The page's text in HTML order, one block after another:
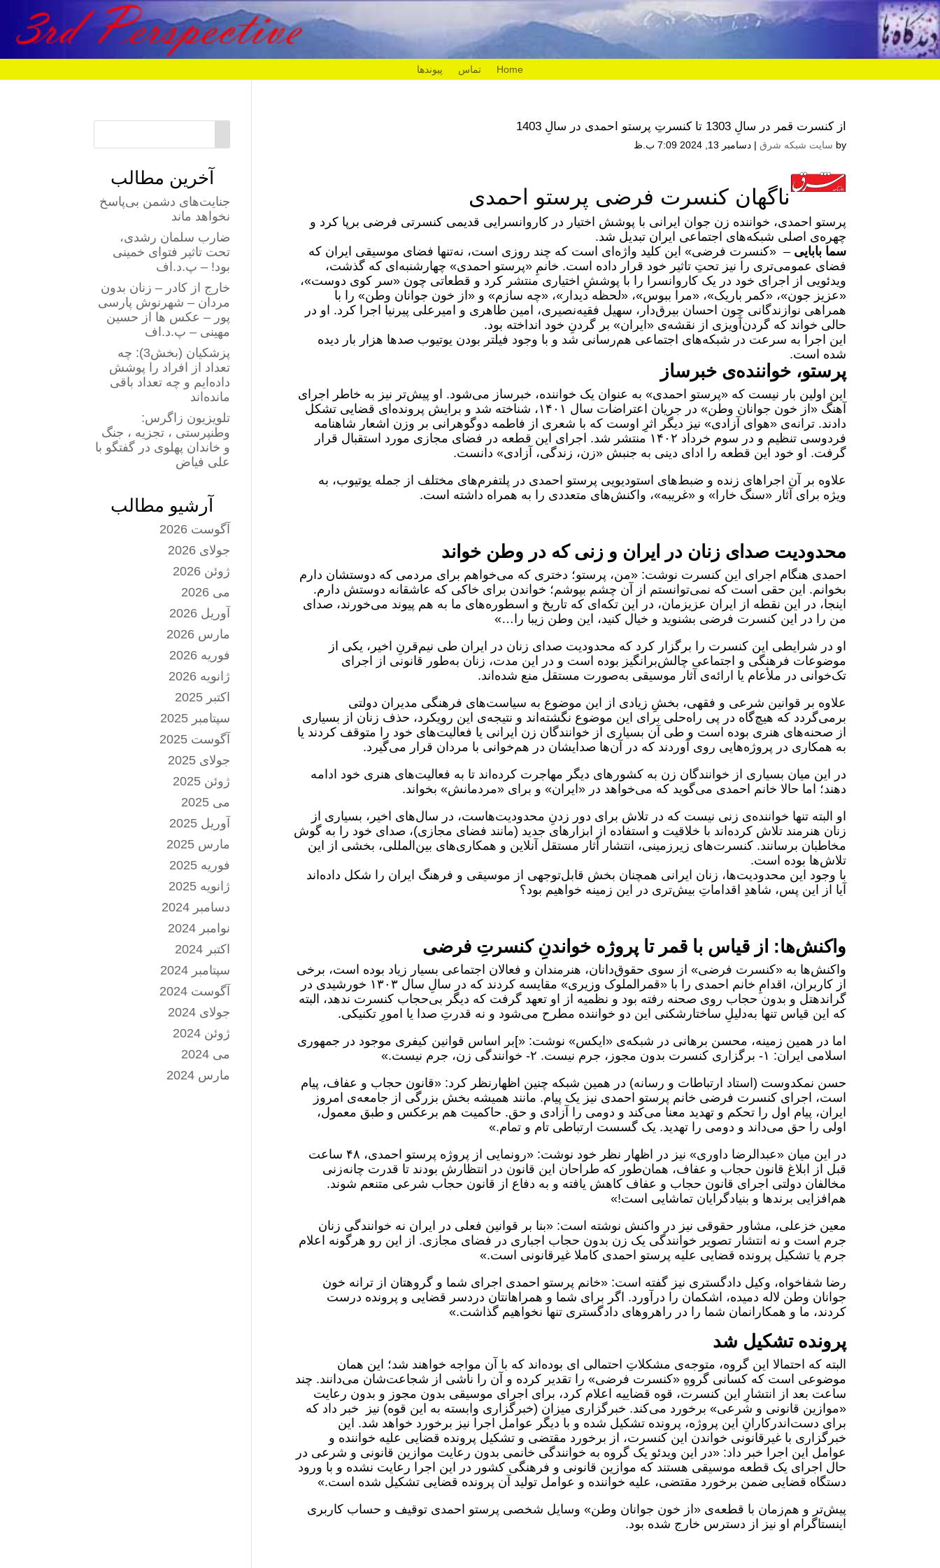
Home تماس پیوندها
از کنسرت قمر در سالِ 1303 تا کنسرتِ پرستو احمدی در سالِ 1403
by سایت شبکه شرق |دسامبر 13, 2024 7:09 ب.ظ
ناگهان کنسرت فرضی پرستو احمدی
پرستو احمدی، خواننده زن جوان ایرانی با پوشش اختیار در کاروانسرایی قدیمی کنسرتی فرضی برپا کرد و
چهره‌ی اصلی شبکه‌های اجتماعی ایران تبدیل شد.
سما بابایی– «کنسرت فرضی» این کلید واژه‌ای است که چند روزی است، نه‌تنها فضای موسیقی ایران که
فضای عمومی‌تری را نیز تحتِ تاثیر خود قرار داده است. خانمِ «پرستو احمدی» چهارشنبه‌ای که گذشت،
ویدئویی از اجرای خود در یک کاروانسرا را با پوششِ اختیاری منتشر کرد و قطعاتی چون «سر کوی دوست»،
«عزیز جون»، «کمر باریک»، «مرا ببوس»، «لحظه دیدار»، «چه سازم» و «از خون جوانان وطن» را با
همراهی نوازندگانی چون احسان بیرق‌دار، سهیل فقیه‌نصیری، امین طاهری و امیرعلی پیرنیا اجرا کرد. او در
حالی خواند که گردن‌آویزی از نقشه‌ی «ایران» بر گردنِ خود انداخته بود.
این اجرا به سرعت در شبکه‌های اجتماعی هم‌رسانی شد و با وجود فیلتر بودن یوتیوب صدها هزار بار دیده
شده است.
پرستو، خواننده‌ی خبرساز
این اولین بار نیست که «پرستو احمدی» به عنوان یک خواننده، خبرساز می‌شود. او پیش‌تر نیز به خاطر اجرای
آهنگ «از خون جوانان وطن» در جریان اعتراضات سال ۱۴۰۱، شناخته شد و برایش پرونده‌ای قضایی تشکل
دادند. ترانه‌ی «هوای آزادی» نیز دیگر اثرِ اوست که با شعری از فاطمه دوگوهرانی بر وزن اشعار شاهنامه
فردوسی تنظیم و در سوم خرداد ۱۴۰۲ منتشر شد. اجرای این قطعه در فضای مجازی مورد استقبال قرار
گرفت. او خود این قطعه را ادای دینی به جنبش «زن، زندگی، آزادی» دانست.
علاوه بر آن اجراهای زنده و ضبط‌های استودیویی پرستو احمدی در پلتفرم‌های مختلف از جمله یوتیوب، به
ویژه برای آثار «سنگ خارا» و «غریبه»، واکنش‌های متعددی را به همراه داشته است.
محدودیت صدای زنان در ایران و زنی که در وطن خواند
احمدی هنگام اجرای این کنسرت نوشت: «من، پرستو؛ دختری که می‌خواهم برای مردمی که دوستشان دارم
بخوانم. این حقی است که نمی‌توانستم از آن چشم بپوشم؛ خواندن برای خاکی که عاشقانه دوستش دارم.
اینجا، در این نقطه از ایران عزیزمان، در این تکه‌ای که تاریخ و اسطوره‌های ما به هم پیوند می‌خورند، صدای
من را در این کنسرت فرضی بشنوید و خیال کنید، این وطن زیبا را…»
او در شرایطی این کنسرت را برگزار کرد که محدودیت صدای زنان در ایران طی نیم‌قرنِ اخیر، یکی از
موضوعات فرهنگی و اجتماعی چالش‌برانگیز بوده است و در این مدت، زنان به‌طور قانونی از اجرای
تک‌خوانی در ملأعام یا ارائه‌ی آثار موسیقی به‌صورت مستقل منع شده‌اند.
علاوه بر قوانین شرعی و فقهی، بخشِ زیادی از این موضوع به سیاست‌های فرهنگی مدیران دولتی
برمی‌گردد که هیچ‌گاه در پی راه‌حلی برای این موضوع نگشته‌اند و نتیجه‌ی این رویکرد، حذف زنان از بسیاری
از صحنه‌های هنری بوده است و طی آن بسیاری از خوانندگان زن ایرانی یا فعالیت‌های خود را متوقف کردند یا
به همکاری در پروژه‌هایی روی آوردند که در آن‌ها صدایشان در هم‌خوانی با مردان قرار می‌گیرد.
در این میان بسیاری از خوانندگان زن به کشورهای دیگر مهاجرت کرده‌اند تا به فعالیت‌های هنری خود ادامه
دهند؛ اما حالا خانم احمدی می‌گوید که می‌خواهد در «ایران» و برای «مردمانش» بخواند.
او البته تنها خواننده‌ی زنی نیست که در تلاش برای دور زدنِ محدودیت‌هاست، در سال‌های اخیر، بسیاری از
زنان هنرمند تلاش کرده‌اند با خلاقیت و استفاده از ابزارهای جدید (مانند فضای مجازی)، صدای خود را به گوش
مخاطبان برسانند. کنسرت‌های زیرزمینی، انتشار آثار مستقل آنلاین و همکاری‌های بین‌المللی، بخشی از این
تلاش‌ها بوده است.
با وجود این محدودیت‌ها، زنان ایرانی همچنان بخش قابل‌توجهی از موسیقی و فرهنگ ایران را شکل داده‌اند
آیا از این پس، شاهدِ اقداماتِ بیش‌تری در این زمینه خواهیم بود؟
واکنش‌ها: از قیاس با قمر تا پروژه خواندنِ کنسرتِ فرضی
واکنش‌ها به «کنسرت فرضی» از سوی حقوق‌دانان، هنرمندان و فعالان اجتماعی بسیار زیاد بوده است، برخی
از کاربران، اقدامِ خانم احمدی را با «قمرالملوک وزیری» مقایسه کردند که در سالِ سال ١٣٠٣ خورشیدی در
گراندهتل و بدون حجاب روی صحنه رفته بود و نظمیه از او تعهد گرفت که دیگر بی‌حجاب کنسرت ندهد، البته
که این قیاس تنها به‌دلیلِ ساختارشکنی این دو خواننده مطرح می‌شود و نه قدرتِ صدا یا امورِ تکنیکی.
اما در همین زمینه، محسن برهانی در شبکه‌ی «ایکس» نوشت: «]بر اساس قوانین کیفری موجود در جمهوری
اسلامی ایران: ۱- برگزاری کنسرت بدون مجوز، جرم نیست. ۲- خوانندگی زن، جرم نیست.»
حسن نمکدوست (استاد ارتباطات و رسانه) در همین شبکه چنین اظهارنظر کرد: «قانون حجاب ‌و عفاف، پیام
است، اجرای کنسرت فرضی خانم پرستو احمدی نیز یک پیام. مانند همیشه بخش بزرگی از جامعه‌ی امروز
ایران، پیام اول را تحکم و تهدید معنا می‌کند و دومی را آزادی و حق. حاکمیت هم برعکس و طبق معمول،
اولی را حق می‌داند و دومی را تهدید. یک گسست ارتباطی تام و تمام.»
در این میان «عبدالرضا داوری» نیز در اظهار نظر خود نوشت:‌ «رونمایی از پروژه پرستو احمدی، ۴۸ ساعت
قبل از ابلاغ قانون حجاب و عفاف، همان‌طور که طراحان این قانون در انتظارش بودند تا قدرت چانه‌زنی
مخالفان دولتی اجرای قانون حجاب و عفاف کاهش یافته و به دفاع از قانون حجاب شرعی متنعم شوند.
هم‌افزایی برندها و بنیادگرایان تماشایی است!»
معین خزعلی، مشاور حقوقی نیز در واکنش نوشته است: «بنا بر قوانین فعلی در ایران نه خوانندگی زنان
جرم است و نه انتشار تصویر خوانندگی یک زن بدون حجاب اجباری در فضای مجازی. از این رو هرگونه اعلام
جرم یا تشکیل پرونده قضایی علیه پرستو احمدی کاملا غیرقانونی است.»
رضا شفاخواه، وکیل دادگستری نیز گفته است: «خانم پرستو احمدی اجرای شما و گروهتان از ترانه خون
جوانان وطن لاله دمیده، اشکمان را درآورد. اگر برای شما و همراهانتان دردسر قضایی و پرونده درست
کردند، ما و همکارانمان شما را در راهروهای دادگستری تنها نخواهیم گذاشت.»
پرونده تشکیل شد
البته که احتمالا این گروه، متوجه‌ی مشکلاتِ احتمالی ای بوده‌اند که با آن مواجه خواهند شد؛ این همان
موضوعی است که کسانی گروهِ «کنسرت فرضی» را تقدیر کرده و آن را ناشی از شجاعت‌شان می‌دانند. چند
ساعت بعد از انتشارِ این کنسرت، قوه قضاییه اعلام کرد، برای اجرای موسیقی بدون مجوز و بدون رعایت
«موازین قانونی و شرعی» برخورد می‌کند. خبرگزاری میزان (خبرگزاری وابسته به این قوه) نیز خبر داد که
برای دست‌اندرکارانِ این پروژه، پرونده تشکیل شده و با دیگر عوامل اجرا نیز برخورد خواهد شد. این
خبرگزاری با غیرقانونی خواندن این کنسرت، از برخورد مقتضی و تشکیل پرونده قضایی علیه خواننده و
عوامل این اجرا خبر داد: «در این ویدئو یک گروه به خوانندگی خانمی بدون رعایت موازین قانونی و شرعی در
حال اجرای یک قطعه موسیقی هستند که موازین قانونی و فرهنگی کشور در این اجرا رعایت نشده و با ورود
دستگاه قضایی ضمن برخورد مقتضی، علیه خواننده و عوامل تولید آن پرونده قضایی تشکیل شده است.»
پیش‌تر و هم‌زمان با قطعه‌ی «از خون جوانان وطن» وسایل شخصی پرستو احمدی توقیف و حساب کاربری
اینستاگرام او نیز از دسترس خارج شده بود.
آخرین مطالب
جنایت‌های دشمن بی‌پاسخ
نخواهد ماند
ضارب سلمان رشدی،
تحت تاثیر فتوای خمینی
بود! – پ.د.اف
خارج از کادر – زنان بدون
مردان – شهرنوش پارسی
پور – عکس ها از حسین
مهینی – پ.د.اف
پزشکیان (بخش3): چه
تعداد از افراد را پوشش
داده‌ایم و چه تعداد باقی
مانده‌اند
تلویزیون زاگرس:
وطنپرستی ، تجزیه ، جنگ
و خاندان پهلوی در گفتگو با
علی فیاض
آرشیو مطالب
آگوست 2026
جولای 2026
ژوئن 2026
می 2026
آوریل 2026
مارس 2026
فوریه 2026
ژانویه 2026
اکتبر 2025
سپتامبر 2025
آگوست 2025
جولای 2025
ژوئن 2025
می 2025
آوریل 2025
مارس 2025
فوریه 2025
ژانویه 2025
دسامبر 2024
نوامبر 2024
اکتبر 2024
سپتامبر 2024
آگوست 2024
جولای 2024
ژوئن 2024
می 2024
مارس 2024